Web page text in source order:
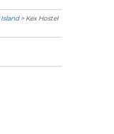
> Kex Hostel